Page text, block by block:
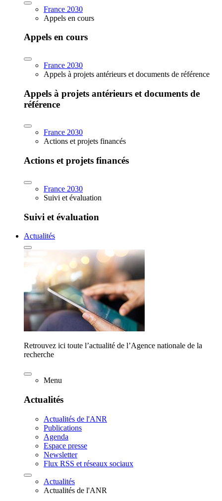
France 2030
Appels en cours
Appels en cours
France 2030
Appels à projets antérieurs et documents de référence
Appels à projets antérieurs et documents de
référence
France 2030
Actions et projets financés
Actions et projets financés
France 2030
Suivi et évaluation
Suivi et évaluation
Actualités
Retrouvez ici toute l’actualité de l’Agence nationale de la
recherche
Menu
Actualités
Actualités de l'ANR
Publications
Agenda
Espace presse
Newsletter
Flux RSS et réseaux sociaux
Actualités
Actualités de l'ANR